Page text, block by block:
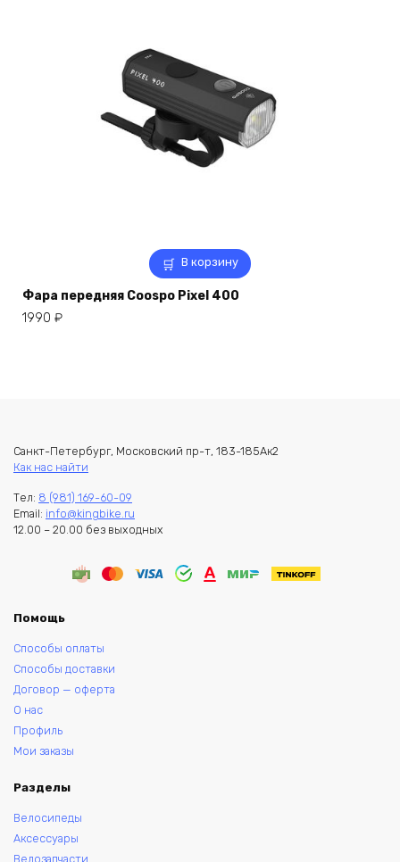
В корзину
Фара передняя Coospo Pixel 400
1990 ₽
Санкт-Петербург, Московский пр-т, 183-185Ак2
Как нас найти
Тел: 8 (981) 169-60-09
Email: info@kingbike.ru
12.00 – 20.00 без выходных
Помощь
Способы оплаты
Способы доставки
Договор — оферта
О нас
Профиль
Мои заказы
Разделы
Велосипеды
Аксессуары
Велозапчасти